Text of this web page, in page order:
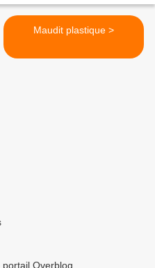
Maudit plastique >
Overblog